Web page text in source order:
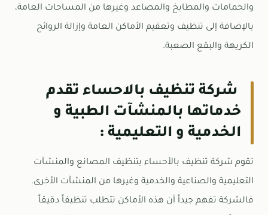
والحمامات والمطابخ والمصاعد وغيرها من المساحات العامة،
بالإضافة إلى تنظيف وتعقيم الأماكن العامة وإزالة الروائح
الكريهة والبقع الصعبة.
شركة تنظيف بالاحساء تقدم
خدماتها بالمنشآت الطبية و
الخدمية و التعليمية :
تقوم شركة تنظيف بالأحساء بتنظيف المصانع والمنشآت
التعليمية والصناعية والخدمية وغيرها من المنشآت الأخرى.
فالشركة تفهم جيداً أن هذه الأماكن تتطلب تنظيفاً دقيقاً